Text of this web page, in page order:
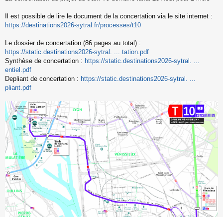
s
g
n
o
n
l
u
Il est possible de lire le document de la concertation via le site internet :
https://destinations2026-sytral.fr/processes/t10
Le dossier de concertation (86 pages au total) :
https://static.destinations2026-sytral. ... tation.pdf
Synthèse de concertation : https://static.destinations2026-sytral. ...
entiel.pdf
Depliant de concertation : https://static.destinations2026-sytral. ...
pliant.pdf